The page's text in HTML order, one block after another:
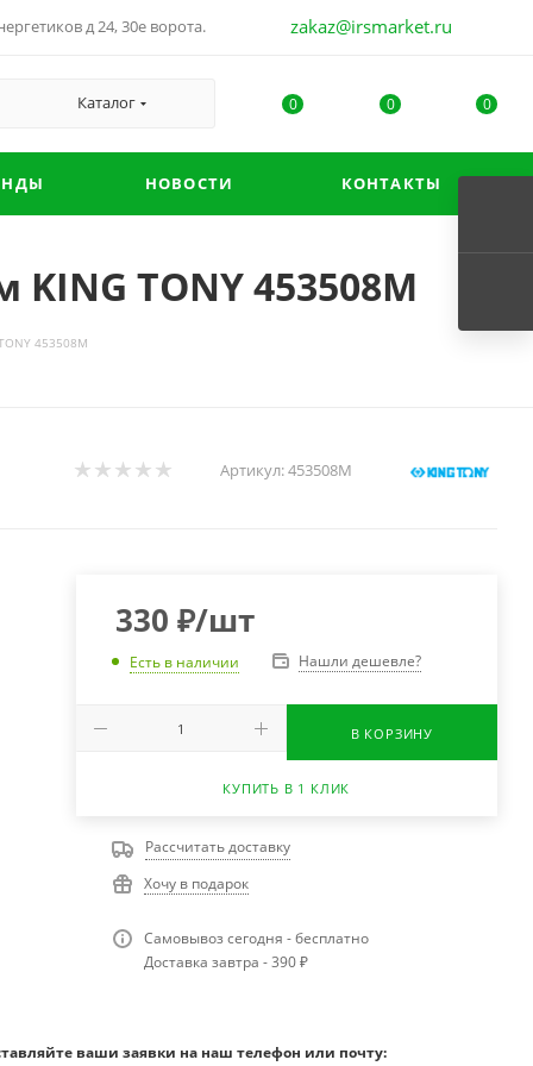
д 24, 30е ворота. zakaz@irsmarket.ru
Каталог 0 0 0
НОВОСТИ КОНТАКТЫ
TONY 453508M
453508M
Артикул:453508M
330 ₽/шт
Есть в наличии Нашли дешевле?
В КОРЗИНУ
КУПИТЬ В 1 КЛИК
Рассчитать доставку
Хочу в подарок
Самовывоз сегодня - бесплатно
Доставка завтра - 390 ₽
ваши заявки на наш телефон или почту: